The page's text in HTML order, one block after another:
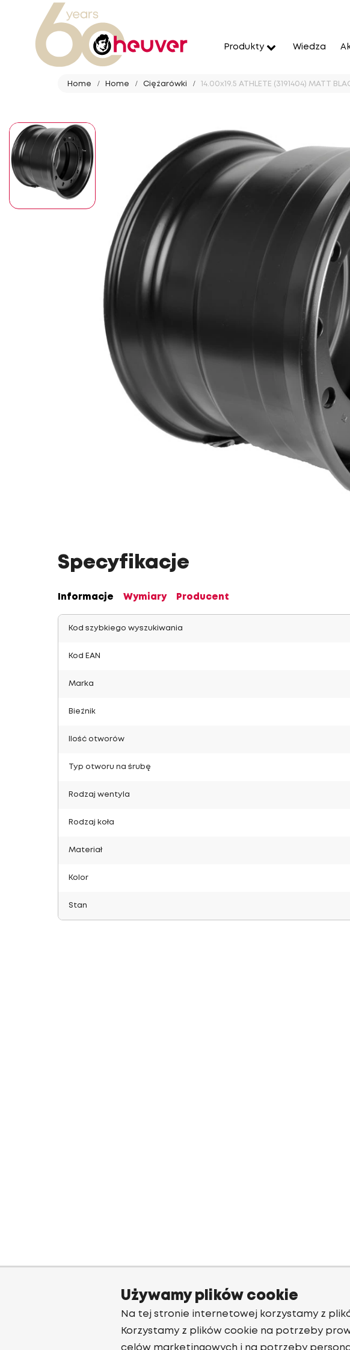
Produkty Wiedza
Home Home Ciężarówki 14.00x19.5 ATHLETE (3191404) MATT
Specyfikacje
Informacje Wymiary Producent
Kod szybkiego wyszukiwania
Kod EAN
Marka
Bieżnik
Ilość otworów
Typ otworu na śrubę
Rodzaj wentyla
Rodzaj koła
Materiał
Kolor
Stan
Używamy plików cookie
Na tej stronie internetowej korzystamy z
Korzystamy z plików cookie na potrzeby
celów marketingowych i na potrzeby